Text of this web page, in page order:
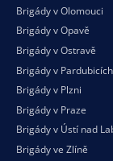
Brigády v Olomouci
Brigády v Opavě
Brigády v Ostravě
Brigády v Pardubicích
Brigády v Plzni
Brigády v Praze
Brigády v Ústí nad
Brigády ve Zlíně